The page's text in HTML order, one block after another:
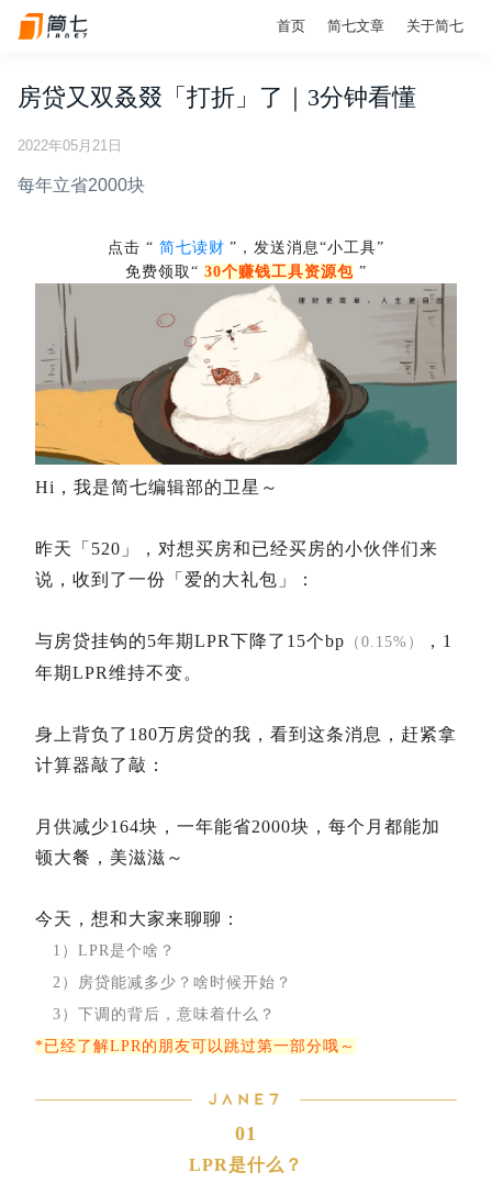
首页 简七文章 关于简七
房贷又双叒叕「打折」了｜3分钟看懂
2022年05月21日
每年立省2000块
点击 “ 简七读财 ”，发送消息“小工具”
免费领取“ 30个赚钱工具资源包 ”
Hi，我是简七编辑部的卫星～
昨天「520」，对想买房和已经买房的小伙伴们来
说，收到了一份「爱的大礼包」：
与房贷挂钩的5年期LPR下降了15个bp （0.15%）
，1
年期LPR维持不变。
身上背负了180万房贷的我，看到这条消息，赶紧拿
计算器敲了敲：
月供减少164块，一年能省2000块，每个月都能加
顿大餐，美滋滋～
今天，想和大家来聊聊：
1）LPR是个啥？
2）房贷能减多少？啥时候开始？
3）下调的背后，意味着什么？
*已经了解LPR的朋友可以跳过第一部分哦～
01
LPR是什么？